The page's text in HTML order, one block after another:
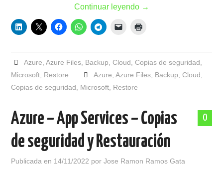
Continuar leyendo →
Azure Azure Files, Backup Cloud Copias de seguridad
Microsoft Restore Azure Azure Files, Backup Cloud
Copias de seguridad
Microsoft Restore
0
Azure – App Services – Copias
de seguridad y Restauración
Publicada en 14/11/2022 porJose Ramon Ramos Gata